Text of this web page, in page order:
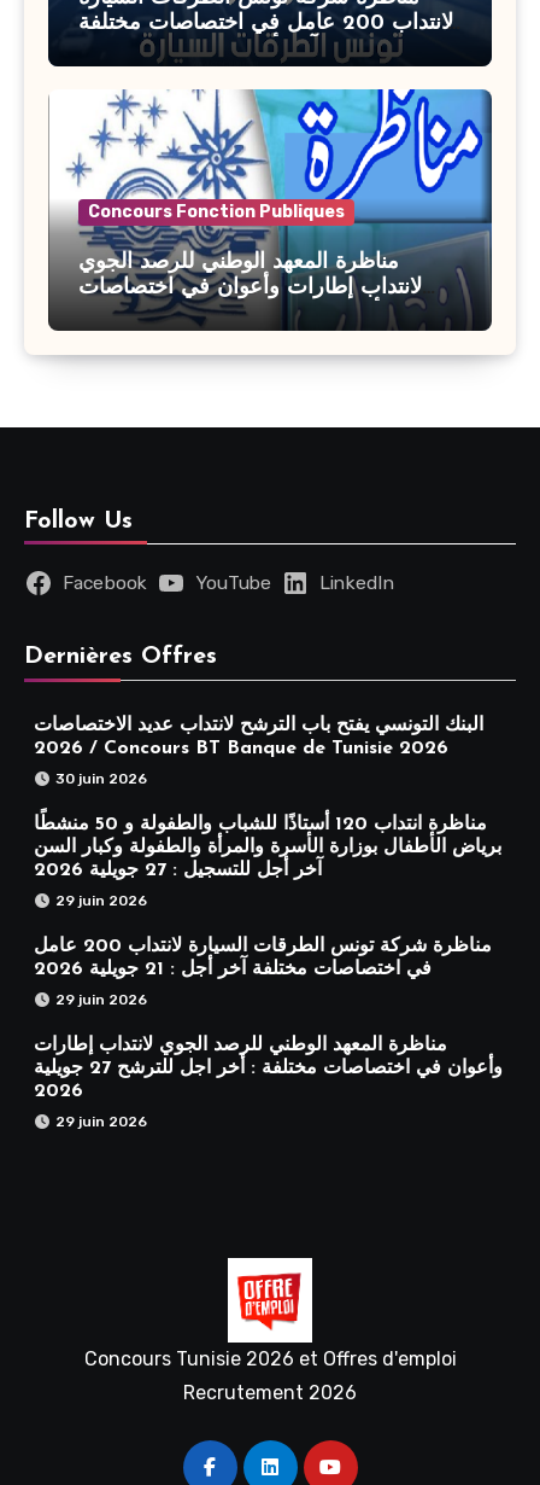
لانتداب 200 عامل في اختصاصات مختلفة
آخر أجل : 21 جويلية 2026
Concours Fonction Publiques
مناظرة المعهد الوطني للرصد الجوي
لانتداب إطارات وأعوان في اختصاصات
مختلفة : أخر اجل للترشح 27 جويلية 2026
Follow Us
Facebook YouTube LinkedIn
Dernières Offres
البنك التونسي يفتح باب الترشح لانتداب عديد الاختصاصات
2026 / Concours BT Banque de Tunisie 2026
30 juin 2026
مناظرة انتداب 120 أستاذًا للشباب والطفولة و 50 منشطًا
برياض الأطفال بوزارة الأسرة والمرأة والطفولة وكبار السن
آخر أجل للتسجيل : 27 جويلية 2026
29 juin 2026
مناظرة شركة تونس الطرقات السيارة لانتداب 200 عامل
في اختصاصات مختلفة آخر أجل : 21 جويلية 2026
29 juin 2026
مناظرة المعهد الوطني للرصد الجوي لانتداب إطارات
وأعوان في اختصاصات مختلفة : أخر اجل للترشح 27 جويلية
2026
29 juin 2026
Concours Tunisie 2026 et Offres d'emploi
Recrutement 2026